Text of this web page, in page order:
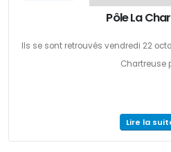
Pôle La
Ils se sont retrouvés vendredi 22
Chartreuse
Lire la